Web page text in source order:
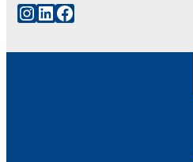
فیس‌بوک